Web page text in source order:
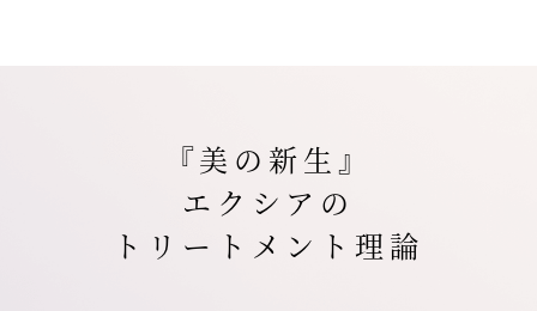
『美の新生』
エクシアの
トリートメント理論